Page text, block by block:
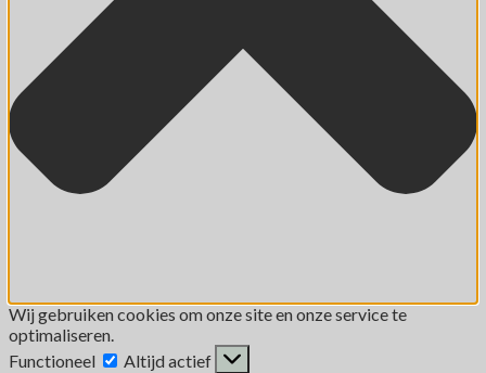
Wij gebruiken cookies om onze site en onze service te
optimaliseren.
Functioneel
Altijd actief